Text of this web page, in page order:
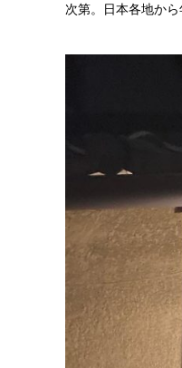
次第。日本各地か